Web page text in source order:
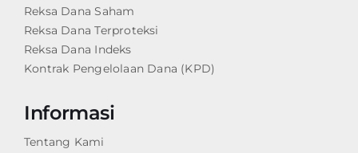
Reksa Dana Saham
Reksa Dana Terproteksi
Reksa Dana Indeks
Kontrak Pengelolaan Dana (KPD)
Informasi
Tentang Kami